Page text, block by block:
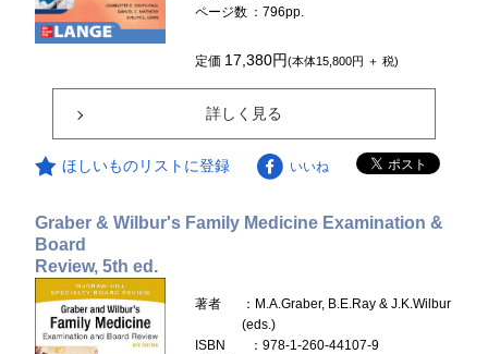
ページ数 ：796pp.
定価 17,380円(本体15,800円 ＋ 税)
詳しく見る
ほしいものリストに登録 いいね
Graber & Wilbur's Family Medicine Examination &
Board
Review, 5th ed.
著者
：M.A.Graber, B.E.Ray & J.K.Wilbur
(eds.)
ISBN
：978-1-260-44107-9